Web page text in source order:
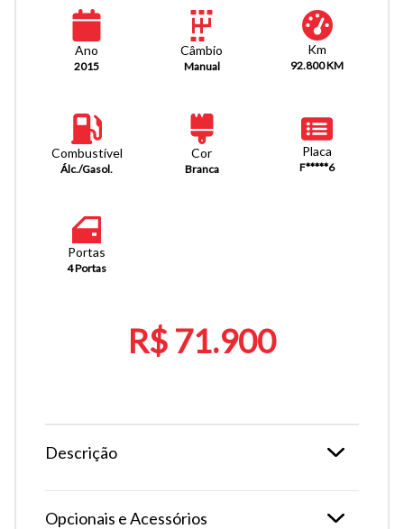
Ano
2015
Câmbio
Manual
Km
92.800 KM
Combustível
Álc./Gasol.
Cor
Branca
Placa
F*****6
Portas
4 Portas
R$ 71.900
Descrição
Opcionais e Acessórios